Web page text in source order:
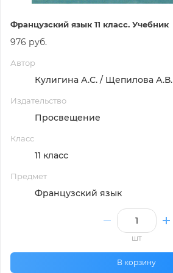
Французский язык 11 класс. Учебник
976 руб.
Автор
Кулигина А.С. / Щепилова А.В.
Издательство
Просвещение
Класс
11 класс
Предмет
Французский язык
шт
В корзину